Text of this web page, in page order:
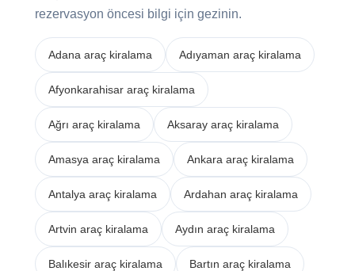
rezervasyon öncesi bilgi için gezinin.
Adana araç kiralama Adıyaman araç kiralama
Afyonkarahisar araç kiralama
Ağrı araç kiralama Aksaray araç kiralama
Amasya araç kiralama Ankara araç kiralama
Antalya araç kiralama Ardahan araç kiralama
Artvin araç kiralama Aydın araç kiralama
Balıkesir araç kiralama Bartın araç kiralama